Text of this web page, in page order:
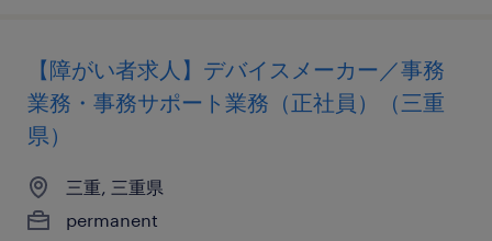
【障がい者求人】デバイスメーカー／事務
業務・事務サポート業務（正社員）（三重
県）
三重, 三重県
permanent